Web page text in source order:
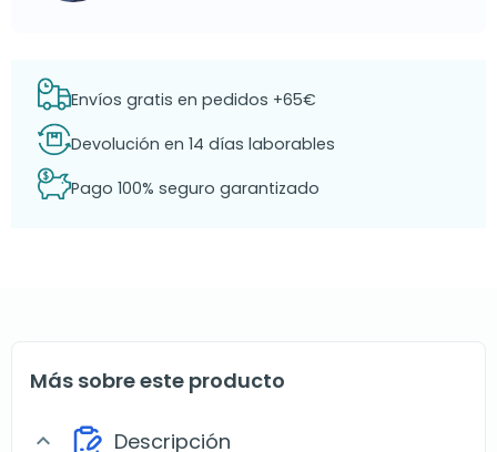
Envíos gratis en pedidos +65€
Devolución en 14 días laborables
Pago 100% seguro garantizado
Más sobre este producto
expand_more Descripción